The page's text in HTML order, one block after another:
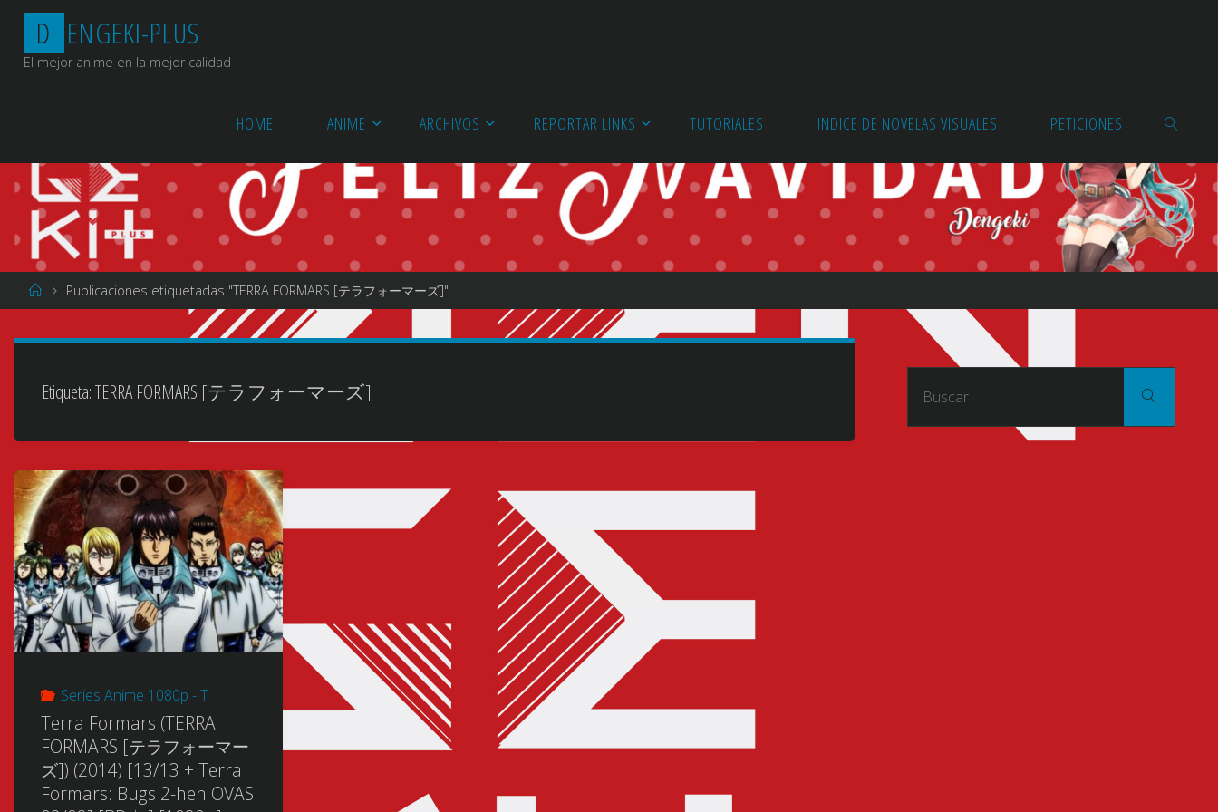
Saltar
contenido
D ENGEKI-PLUS
El mejor anime en la mejor calidad
HOME ANIME ARCHIVOS REPORTAR LINKS TUTORIALES INDICE DE NOVELAS VISUALES PETICIONES
BUSCAR
Página
de
Publicaciones etiquetadas "TERRA FORMARS [テラフォーマーズ]"
Etiqueta:TERRA FORMARS [テラフォーマーズ]
Series Anime 1080p - T
Terra Formars (TERRA
FORMARS [テラフォーマー
ズ]) (2014) [13/13 + Terra
Formars: Bugs 2-hen OVAS
Buscar